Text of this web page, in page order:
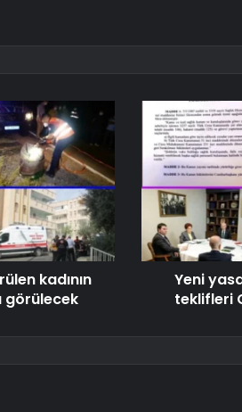
kadının
görülecek
Yeni
teklifleri